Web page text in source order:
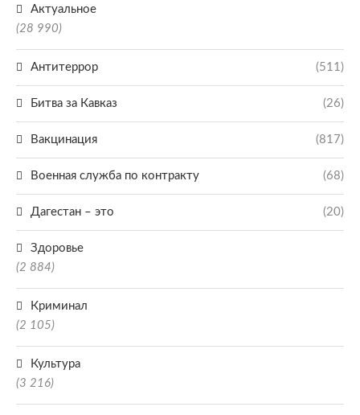
Актуальное
(28 990)
Антитеррор (511)
Битва за Кавказ (26)
Вакцинация (817)
Военная служба по контракту (68)
Дагестан – это (20)
Здоровье
(2 884)
Криминал
(2 105)
Культура
(3 216)